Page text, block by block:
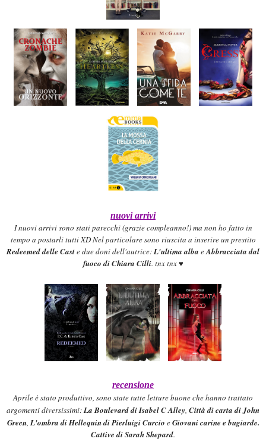
nuovi arrivi
I nuovi arrivi sono stati parecchi (grazie compleanno!)ma non ho fatto in
tempo a postarli tutti XDNel particolare sono riuscita a inserireun prestito
Redeemed delle Caste due doni dell'autrice:L'ultima alba eAbbracciata dal
fuoco di Chiara Cilli. tnx tnx ♥
recensione
Aprileè stato produttivo sono state tutte letture buoneche hanno trattato
argomenti diversissimi:La BoulevarddiIsabel C Alley Città di cartadi John
Green, L'ombra di HellequindiPierluigi Curcio eGiovani carine e bugiarde.
Cattive di Sarah Shepard.